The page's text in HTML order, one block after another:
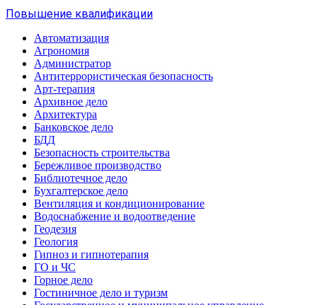
Повышение квалификации
Автоматизация
Агрономия
Администратор
Антитеррористическая безопасность
Арт-терапия
Архивное дело
Архитектура
Банковское дело
БДД
Безопасность строительства
Бережливое производство
Библиотечное дело
Бухгалтерское дело
Вентиляция и кондиционирование
Водоснабжение и водоотведение
Геодезия
Геология
Гипноз и гипнотерапия
ГО и ЧС
Горное дело
Гостиничное дело и туризм